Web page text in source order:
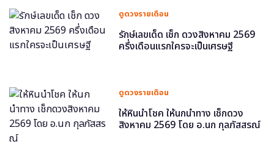
ดูดวงรายเดือน
รักษ์เลขเด็ด เช็ก ดวงสิงหาคม 2569
ครึ่งเดือนแรกใครจะเป็นเศรษฐี
ดูดวงรายเดือน
ให้หินนำโชค ให้นกนำทาง เช็กดวง
สิงหาคม 2569 โดย อ.นก กุลภัสสรณ์